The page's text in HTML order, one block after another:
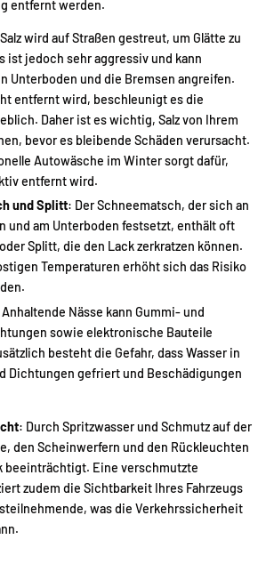
entfernt werden.
wird auf Straßen gestreut, um Glätte zu
ist jedoch sehr aggressiv und kann
Unterboden und die Bremsen angreifen.
entfernt wird, beschleunigt es die
Daher ist es wichtig, Salz von Ihrem
bevor es bleibende Schäden verursacht.
Autowäsche im Winter sorgt dafür,
entfernt wird.
und Splitt: Der Schneematsch, der sich an
und am Unterboden festsetzt, enthält oft
Splitt, die den Lack zerkratzen können.
Temperaturen erhöht sich das Risiko
Anhaltende Nässe kann Gummi- und
sowie elektronische Bauteile
besteht die Gefahr, dass Wasser in
Dichtungen gefriert und Beschädigungen
: Durch Spritzwasser und Schmutz auf der
den Scheinwerfern und den Rückleuchten
beeinträchtigt. Eine verschmutzte
zudem die Sichtbarkeit Ihres Fahrzeugs
was die Verkehrssicherheit